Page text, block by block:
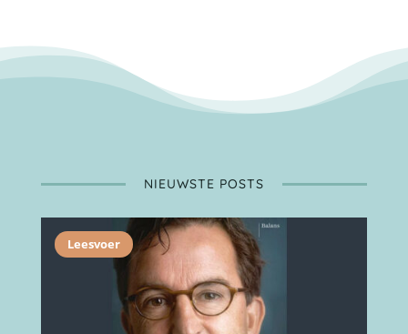
NIEUWSTE POSTS
Leesvoer